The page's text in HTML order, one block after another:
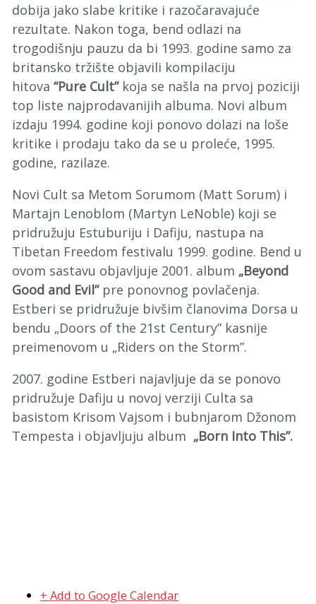
dobija jako slabe kritike i razočaravajuće
rezultate. Nakon toga, bend odlazi na
trogodišnju pauzu da bi 1993. godine samo za
britansko tržište objavili kompilaciju
hitova “Pure Cult”koja se našla na prvoj poziciji
top liste najprodavanijih albuma. Novi album
izdaju 1994. godine koji ponovo dolazi na loše
kritike i prodaju tako da se u proleće, 1995.
godine, razilaze.
Novi Cult sa Metom Sorumom (Matt Sorum) i
Martajn Lenoblom (Martyn LeNoble) koji se
pridružuju Estuburiju i Dafiju, nastupa na
Tibetan Freedom festivalu 1999. godine. Bend u
ovom sastavu objavljuje 2001. album „Beyond
Good and Evil” pre ponovnog povlačenja.
Estberi se pridružuje bivšim članovima Dorsa u
bendu „Doors of the 21st Century” kasnije
preimenovom u „Riders on the Storm”.
2007. godine Estberi najavljuje da se ponovo
pridružuje Dafiju u novoj verziji Culta sa
basistom Krisom Vajsom i bubnjarom Džonom
Tempesta i objavljuju album „Born Into This”.
+ Add to Google Calendar